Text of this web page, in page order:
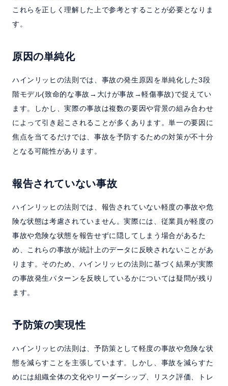
これらを正しく理解した上で参考とすることが必要となりま
す。
原因の単純化
ハインリッヒの法則では、事故の発生原因を単純化した3段
階モデル(致命的な事故→大けが事故→軽傷事故)で捉えてい
ます。しかし、実際の事故は複数の要因や背景の組み合わせ
によって引き起こされることが多くあります。単一の要因に
焦点を当てるだけでは、事故を予防するための対策が不十分
となる可能性があります。
報告されていない事故
ハインリッヒの法則では、報告されていない軽度の事故や危
険な状態は考慮されていません。実際には、従業員が軽度の
事故や危険な状態を報告せずに隠してしまう場合があるた
め、これらの事故が統計上のデータに反映されないことがあ
ります。そのため、ハインリッヒの法則に基づく結果が実際
の事故発生パターンを反映しているかについては疑問が残り
ます。
予防策の実現性
ハインリッヒの法則は、予防策として軽度の事故や危険な状
態を減らすことを主張しています。しかし、事故を減らすた
めには組織全体の文化やリーダーシップ、リスク評価、トレ